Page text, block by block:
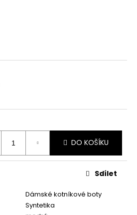
DO KOŠÍKU
Dámské kotníkové boty
Syntetika
Sdílet